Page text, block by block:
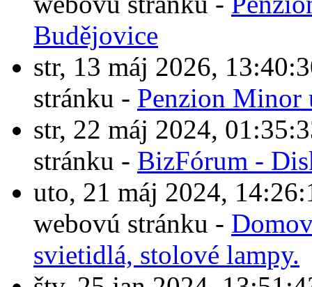
Budějovice
str, 13 máj 2026,
stránku - Penzion Minor
str, 22 máj 2024,
stránku - BizFórum -
uto, 21 máj 2024,
webovú stránku -
svietidlá, stolové lampy.